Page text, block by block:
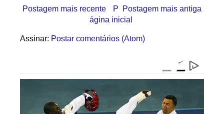
Postagem mais recente Postagem mais antiga
P
ágina inicial
Assinar: Postar comentários (Atom)